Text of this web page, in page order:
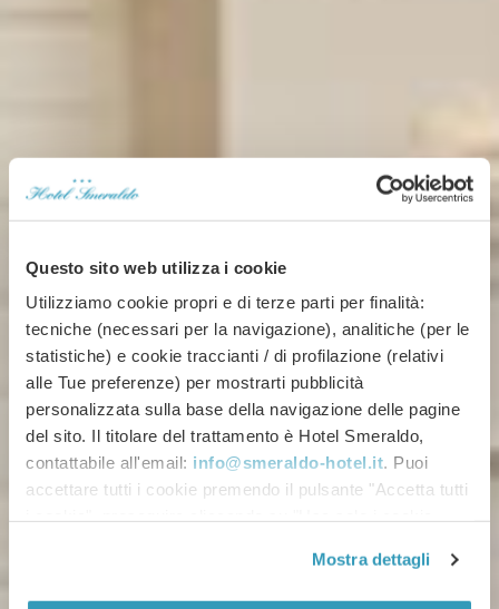
Questo sito web utilizza i cookie
Utilizziamo cookie propri e di terze parti per finalità:
tecniche (necessari per la navigazione), analitiche (per le
statistiche) e cookie traccianti / di profilazione (relativi
alle Tue preferenze) per mostrarti pubblicità
personalizzata sulla base della navigazione delle pagine
del sito. Il titolare del trattamento è Hotel Smeraldo,
contattabile all'email: info@smeraldo-hotel.it. Puoi
accettare tutti i cookie premendo il pulsante "Accetta tutti
"Personalizza". Al fine di revocare il consenso prestato e
visualizzare le informazioni complete sul trattamento dei
Mostra dettagli